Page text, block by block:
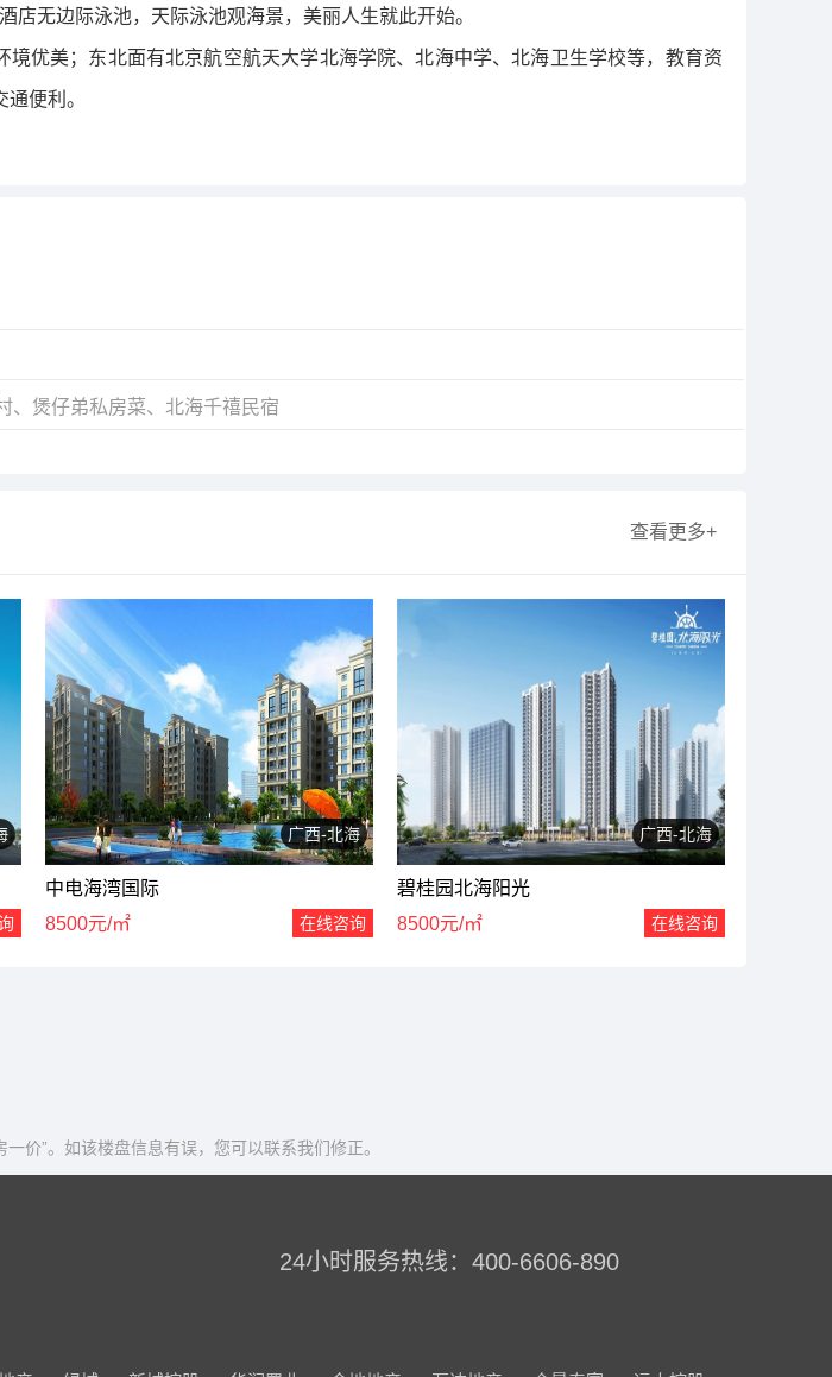
无边际泳池，天际泳池观海景，美丽人生就此开始。
优美；东北面有北京航空航天大学北海学院、北海中学、北海卫生学校等，教育资
便利。
、煲仔弟私房菜、北海千禧民宿
查看更多+
广西-北海
中电海湾国际
8500元/㎡
在线咨询
广西-北海
碧桂园北海阳光
8500元/㎡
在线咨询
价”。如该楼盘信息有误，您可以联系我们修正。
24小时服务热线：400-6606-890